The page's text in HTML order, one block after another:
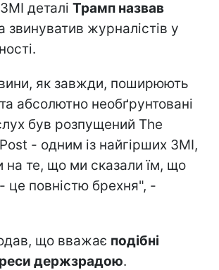
деталі Трамп назвав
звинуватив журналістів у
як завжди, поширюють
абсолютно необґрунтовані
був розпущений The
- одним із найгірших ЗМІ,
те, що ми сказали їм, що
- це повністю брехня", -
що вважає подібні
держзрадою.